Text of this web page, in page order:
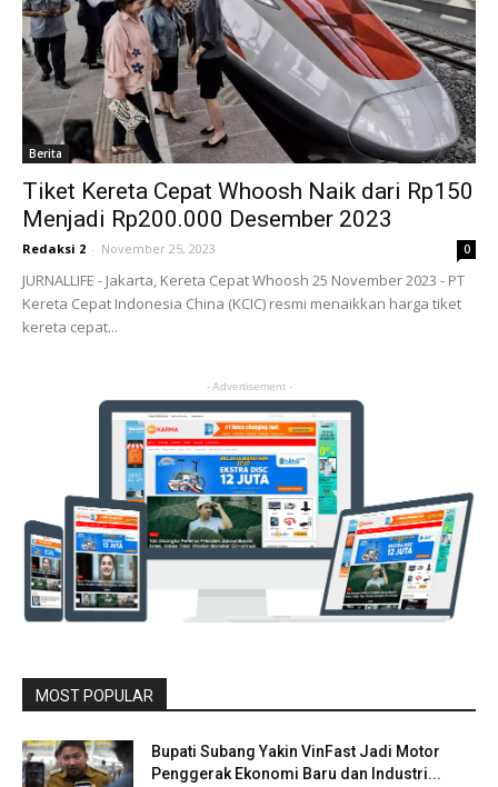
Berita
Tiket Kereta Cepat Whoosh Naik dari Rp150
Menjadi Rp200.000 Desember 2023
Redaksi 2 - November 25, 2023 0
JURNALLIFE - Jakarta, Kereta Cepat Whoosh 25 November 2023 - PT
Kereta Cepat Indonesia China (KCIC) resmi menaikkan harga tiket
kereta cepat...
- Advertisement -
MOST POPULAR
Bupati Subang Yakin VinFast Jadi Motor
Penggerak Ekonomi Baru dan Industri...